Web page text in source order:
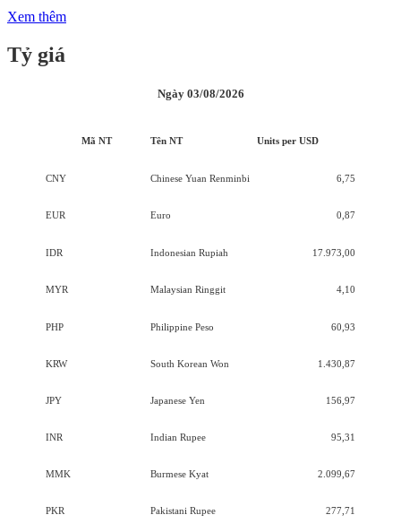
Xem thêm
Tỷ giá
Ngày 03/08/2026
Mã NT Tên NT Units per USD
CNY Chinese Yuan Renminbi 6,75
EUR Euro 0,87
IDR Indonesian Rupiah 17.973,00
MYR Malaysian Ringgit 4,10
PHP Philippine Peso 60,93
KRW South Korean Won 1.430,87
JPY Japanese Yen 156,97
INR Indian Rupee 95,31
MMK Burmese Kyat 2.099,67
PKR Pakistani Rupee 277,71